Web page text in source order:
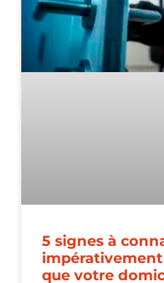
5 signes à
que votre